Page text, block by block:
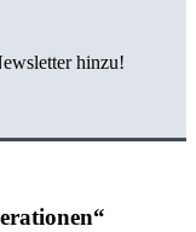
hinzu!